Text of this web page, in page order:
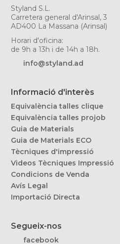
Styland S.L.
Carretera general d'Arinsal, 3
AD400 La Massana (Arinsal)
Horari d'oficina:
de 9h a 13h i de 14h a 18h.
info@styland.ad
Informació d'interès
Equivalència talles clique
Equivalència talles projob
Guia de Materials
Guia de Materials ECO
Tècniques d'impressió
Videos Tècniques Impressió
Condicions de Venda
Avís Legal
Importació Directa
Segueix-nos
facebook